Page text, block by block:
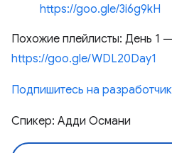
https://goo.gle/3i6g9kH
Похожие плейлисты: День 1
https://goo.gle/WDL20Day1
Подпишитесь на
Спикер: Адди Османи